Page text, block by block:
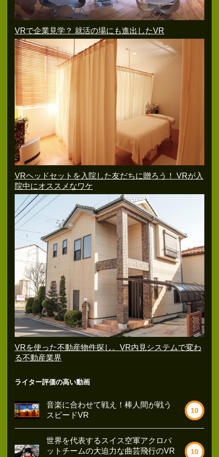
VRで企業見学？ 就活の場にも進出したVR
VRヘッドセットを入院した友だちに贈ろう！ VRが入
院中にオススメなワケ
VRを使った不動産物件探し。VR内見システムで変わ
る不動産業界
ライター評価の高い動画
音楽に合わせて戦え！棒人間が戦う
スピードVR
10
世界を代表するスイス空軍アクロバ
ットチームの大迫力な曲芸飛行のVR
10